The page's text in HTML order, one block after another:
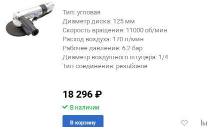
Тип: угловая
Диаметр диска: 125 мм
Скорость вращения: 11000 об/мин
Расход воздуха: 170 л/мин
Рабочее давление: 6.2 бар
Диаметр воздушного штуцера: 1/4
Тип соединения: резьбовое
18 296₽
В наличии
Добавить
В корзину